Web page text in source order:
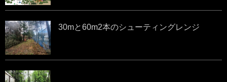
30mと60m2本のシューティングレンジ